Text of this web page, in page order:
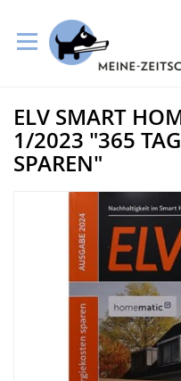
zum
Inhalt
Zum
Ende
der
Bildergalerie
ELV SMART
1/2023 "365
SPAREN"